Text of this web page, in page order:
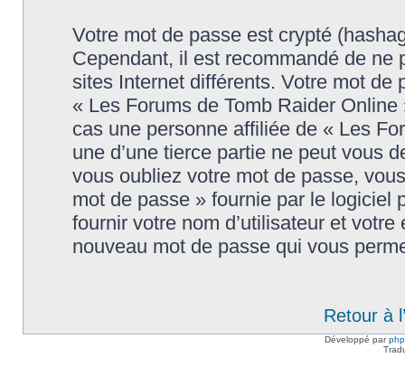
Votre mot de passe est crypté
Cependant, il est recommandé de
sites Internet différents. Votre mot de
« Les Forums de Tomb Raider
cas une personne affiliée de « Les
une d’une tierce partie ne peut vous
vous oubliez votre mot de passe,
mot de passe » fournie par le logiciel
fournir votre nom d’utilisateur et
nouveau mot de passe qui vous
Retour à
Développé par